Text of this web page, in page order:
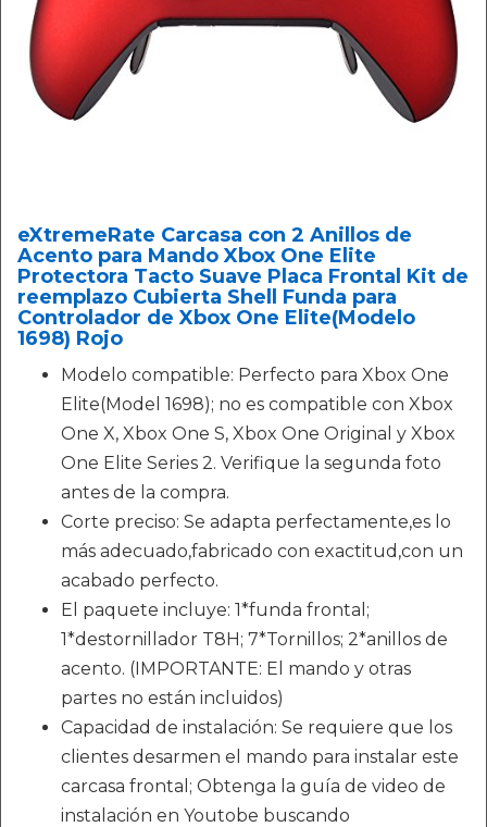
eXtremeRate Carcasa con 2 Anillos de
Acento para Mando Xbox One Elite
Protectora Tacto Suave Placa Frontal Kit de
reemplazo Cubierta Shell Funda para
Controlador de Xbox One Elite(Modelo
1698) Rojo
Modelo compatible: Perfecto para Xbox One
Elite(Model 1698); no es compatible con Xbox
One X, Xbox One S, Xbox One Original y Xbox
One Elite Series 2. Verifique la segunda foto
antes de la compra.
Corte preciso: Se adapta perfectamente,es lo
más adecuado,fabricado con exactitud,con un
acabado perfecto.
El paquete incluye: 1*funda frontal;
1*destornillador T8H; 7*Tornillos; 2*anillos de
acento. (IMPORTANTE: El mando y otras
partes no están incluidos)
Capacidad de instalación: Se requiere que los
clientes desarmen el mando para instalar este
carcasa frontal; Obtenga la guía de video de
instalación en Youtobe buscando